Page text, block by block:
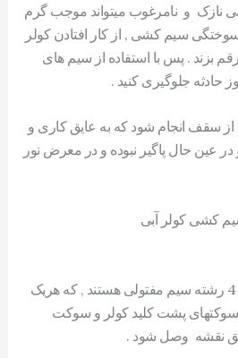
نازک و نامرغوب میتواند موجب گرم
سیم کشی , از کار افتادن کولر
بزند . پس با استفاده از سیم های
حادثه جلوگیری کنید .
از سقف انجام شود که به عایق کاری و
در عین حال پاگیر نبوده و در معرض نور
سیم کشی برق کولر داری 4 رشته سیم مفتولی هستند , که هریک
سوکتهای پشت کلید کولر و سوکت
نقشه وصل شود .